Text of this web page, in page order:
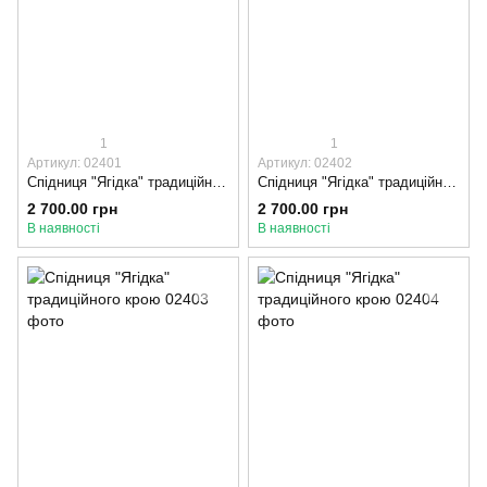
1
Артикул: 02401
Спідниця "Ягідка" традиційного крою, 80-85, Оксамитова стрічка, Бордовий
2 700.00 грн
В наявності
1
Артикул: 02402
Спідниця "Ягідка" традиційного крою, 85-90, Оксамитова стрічка, Бордовий
2 700.00 грн
В наявності